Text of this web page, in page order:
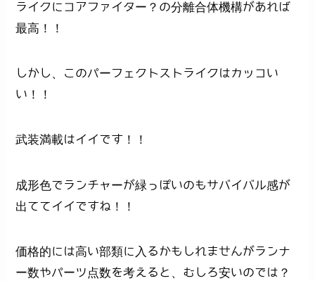
ライクにコアファイター？の分離合体機構があれば
最高！！
しかし、このパーフェクトストライクはカッコい
い！！
武装満載はイイです！！
成形色でランチャーが緑っぽいのもサバイバル感が
出ててイイですね！！
価格的には高い部類に入るかもしれませんがランナ
ー数やパーツ点数を考えると、むしろ安いのでは？